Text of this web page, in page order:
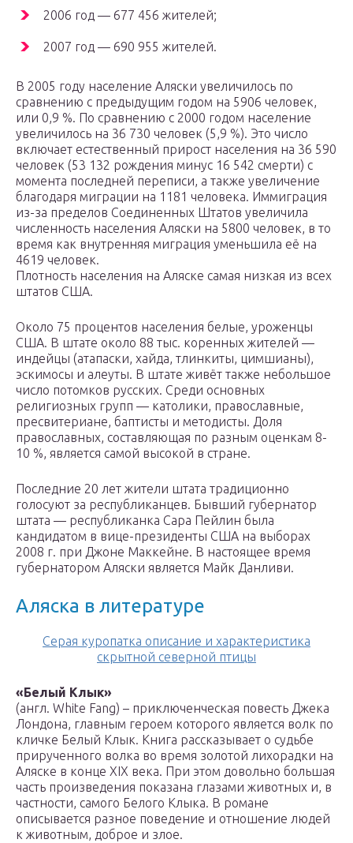
2006 год — 677 456 жителей;
2007 год — 690 955 жителей.
В 2005 году население Аляски увеличилось по
сравнению с предыдущим годом на 5906 человек,
или 0,9 %. По сравнению с 2000 годом население
увеличилось на 36 730 человек (5,9 %). Это число
включает естественный прирост населения на 36 590
человек (53 132 рождения минус 16 542 смерти) с
момента последней переписи, а также увеличение
благодаря миграции на 1181 человека. Иммиграция
из-за пределов Соединенных Штатов увеличила
численность населения Аляски на 5800 человек, в то
время как внутренняя миграция уменьшила её на
4619 человек.
Плотность населения на Аляске самая низкая из всех
штатов США.
Около 75 процентов населения белые, уроженцы
США. В штате около 88 тыс. коренных жителей —
индейцы (атапаски, хайда, тлинкиты, цимшианы),
эскимосы и алеуты. В штате живёт также небольшое
число потомков русских. Среди основных
религиозных групп — католики, православные,
пресвитериане, баптисты и методисты. Доля
православных, составляющая по разным оценкам 8-
10 %, является самой высокой в стране.
Последние 20 лет жители штата традиционно
голосуют за республиканцев. Бывший губернатор
штата — республиканка Сара Пейлин была
кандидатом в вице-президенты США на выборах
2008 г. при Джоне Маккейне. В настоящее время
губернатором Аляски является Майк Данливи.
Аляска в литературе
Серая куропатка описание и характеристика
скрытной северной птицы
«Белый Клык»
(англ. White Fang) – приключенческая повесть Джека
Лондона, главным героем которого является волк по
кличке Белый Клык. Книга рассказывает о судьбе
прирученного волка во время золотой лихорадки на
Аляске в конце XIX века. При этом довольно большая
часть произведения показана глазами животных и, в
частности, самого Белого Клыка. В романе
описывается разное поведение и отношение людей
к животным, доброе и злое.